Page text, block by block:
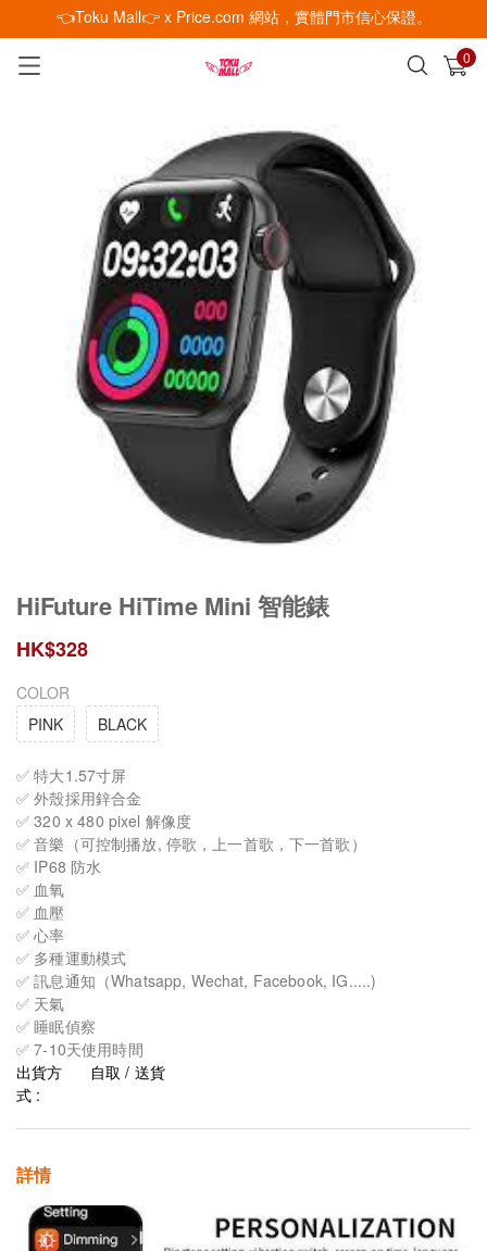
👈Toku Mall👉 x Price.com 網站，實體門市信心保證。
0
已加入購物車 查看
HiFuture HiTime Mini 智能錶
HK$328
COLOR
PINK
BLACK
✅ 特大1.57寸屏
✅ 外殼採用鋅合金
✅ 320 x 480 pixel 解像度
✅ 音樂（可控制播放, 停歌，上一首歌，下一首歌）
✅ IP68 防水
✅ 血氧
✅ 血壓
✅ 心率
✅ 多種運動模式
✅ 訊息通知（Whatsapp, Wechat, Facebook, IG.....)
✅ 天氣
✅ 睡眠偵察
✅ 7-10天使用時間
出貨方
式 :
自取 / 送貨
詳情